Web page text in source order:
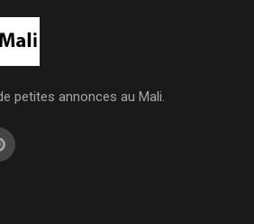
petites annonces au Mali.